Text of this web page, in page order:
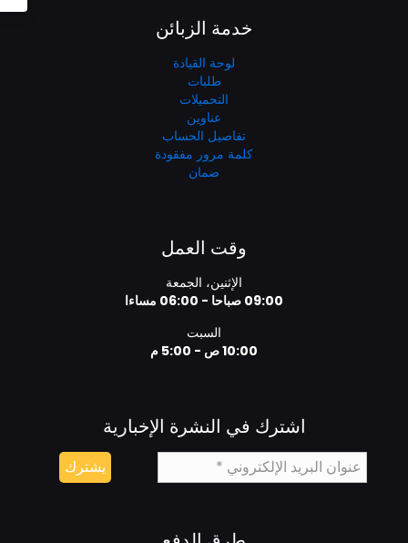
خدمة الزبائن
لوحة القيادة
طلبات
التحميلات
عناوين
تفاصيل الحساب
كلمة مرور مفقودة
ضمان
وقت العمل
الإثنين، الجمعة
09:00 صباحا - 06:00 مساءا
السبت
10:00 ص - 5:00 م
اشترك في النشرة الإخبارية